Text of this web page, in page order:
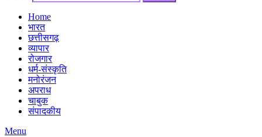
Home
भारत
छत्तीसगढ़
व्यापार
रोजगार
धर्म-संस्कृति
मनोरंजन
अपराध
चाबुक
संपादकीय
Menu